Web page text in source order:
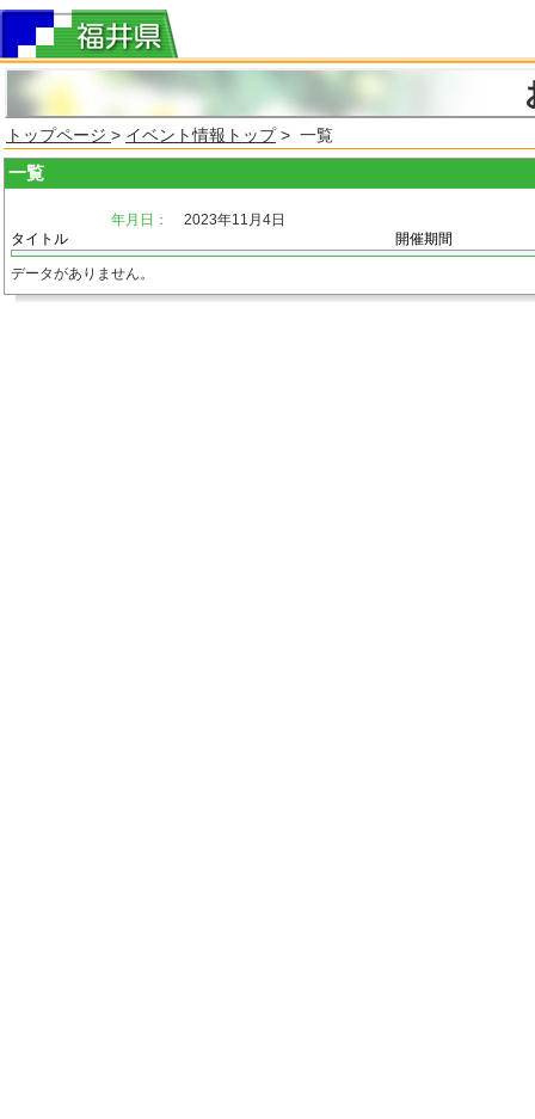
トップページ > イベント情報トップ> 一覧
一覧
年月日：
2023年11月4日
タイトル
開催期間
データがありません。